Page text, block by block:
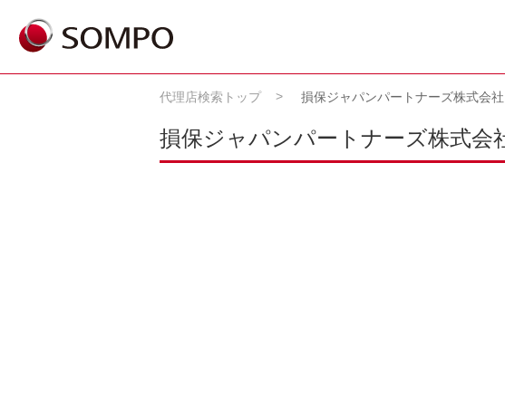
代理店検索トップ 損保ジャパンパートナーズ株式会
損保ジャパンパートナーズ株式